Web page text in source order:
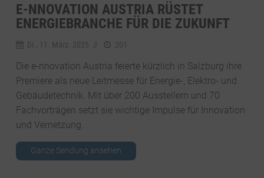
E-NNOVATION AUSTRIA RÜSTET
ENERGIEBRANCHE FÜR DIE ZUKUNFT
Di., 11. März. 2025 201
Die e-nnovation Austria feierte kürzlich in Salzburg ihre
Premiere als neue Leitmesse für Energie-, Elektro- und
Gebäudetechnik. Mit über 200 Ausstellern und 70
Fachvorträgen setzt sie wichtige Impulse für Innovation
und Vernetzung.
Ganze Sendung ansehen